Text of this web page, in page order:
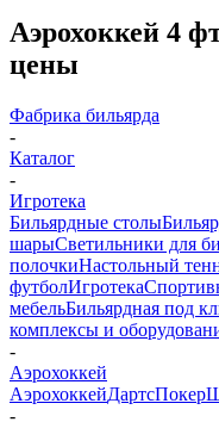
Аэрохоккей 4
цены
Фабрика бильярда
-
Каталог
-
Игротека
Бильярдные столы
шарыСветильники для
полочкиНастольный
футболИгротека
мебельБильярдная под
комплексы и
-
Аэрохоккей
АэрохоккейДартсПокер
-